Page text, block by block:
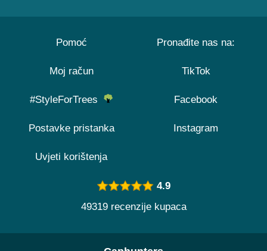
Pomoć
Moj račun
#StyleForTrees
Postavke pristanka
Uvjeti korištenja
Pronađite nas na:
TikTok
Facebook
Instagram
4.9
49319 recenzije kupaca